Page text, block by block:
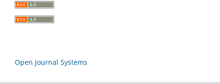
Open Journal Systems